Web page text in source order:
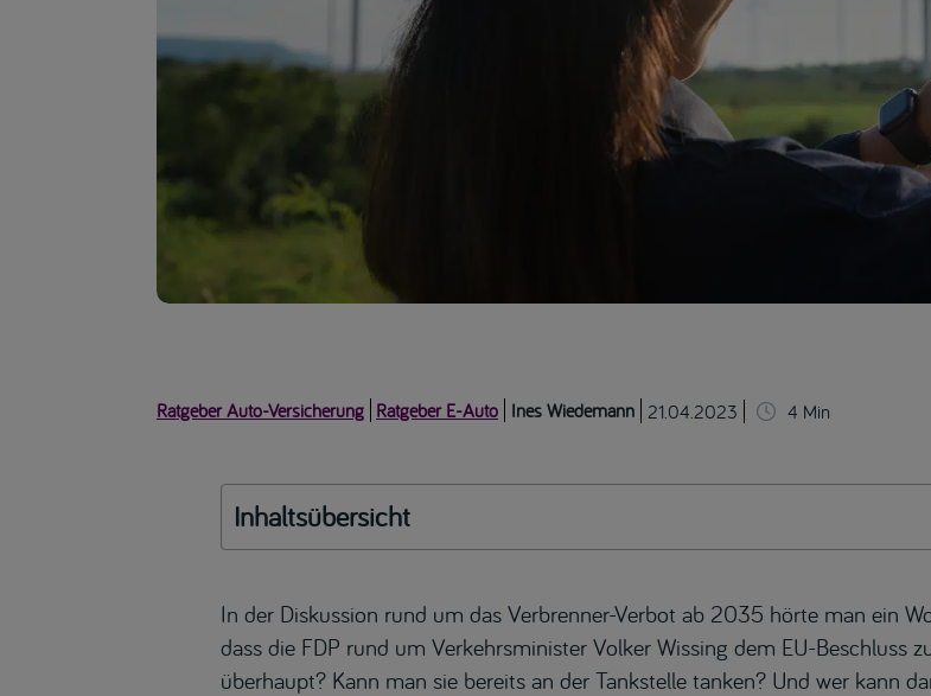
Ratgeber Auto-Versicherung Ratgeber E-Auto Ines Wiedemann 21.04.2023 4 Min
Inhaltsübersicht
In der Diskussion rund um das Verbrenner-Verbot ab 2035 hörte man ein
dass die FDP rund um Verkehrsminister Volker Wissing dem EU-Beschluss
überhaupt? Kann man sie bereits an der Tankstelle tanken? Und wer kann